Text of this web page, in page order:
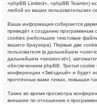
«phpBB Limited», «phpBB Teams»)
любой из ваших пользовательских
Ваша информация собирается
приведёт к созданию программным
cookies (небольшие текстовые
вашего браузера). Первые две
пользователя (в дальнейшем
дальнейшем «session-id»),
обеспечением phpBB. Третья
конференции «Звёздный» и будет
прочтённых вами темах, повышая
Также во время просмотра
внешние по отношению к